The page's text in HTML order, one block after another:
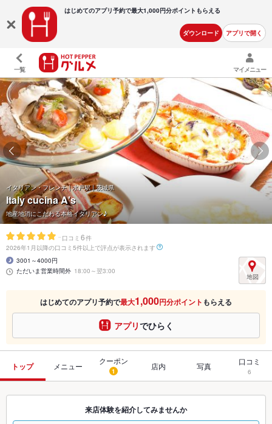
はじめてのアプリ予約で最大1,000円分ポイントもらえる
ダウンロード アプリで開く
一覧 マイメニュー
イタリアン・フレンチ | 水戸駅 | 茨城県
Italy cucina A's
地産地消にこだわる本格イタリアン♪
- 口コミ 6件
2026年1月以降の口コミ5件以上で評点が表示されます
3001～4000円
ただいま営業時間外 18:00～翌3:00
はじめてのアプリ予約で最大1,000円分ポイント もらえる
アプリでひらく
トップ メニュー
クーポン
1 店内 写真 口コミ
6
来店体験を紹介してみませんか